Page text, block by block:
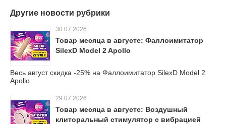
Другие новости рубрики
30.07.2026
Товар месяца в августе: Фаллоимитатор
SilexD Model 2 Apollo
Весь август скидка -25% на Фаллоимитатор SilexD Model 2
Apollo
29.07.2026
Товар месяца в августе: Воздушный
клиторальный стимулятор с вибрацией